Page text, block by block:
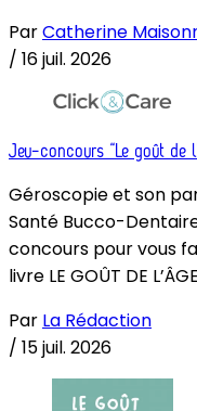
ParCatherine
/ 16 juil. 2026
Jeu-concours “Le goût de
Géroscopie et son
Santé Bucco-
concours pour vous
livre LE GOÛT DE L’ÂGE
Par La Rédaction
/ 15 juil. 2026